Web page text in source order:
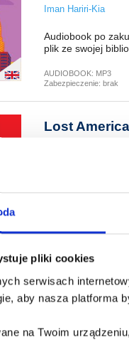
pliki cookies
serwisach
aby nasza platforma
na Twoim
Iman Hariri-Kia
Audiobook po
plik ze swojej
AUDIOBOOK: MP3
Zabezpieczenie: brak
Lost
Bin Laden
Nelly Lahoud
Audiobook po